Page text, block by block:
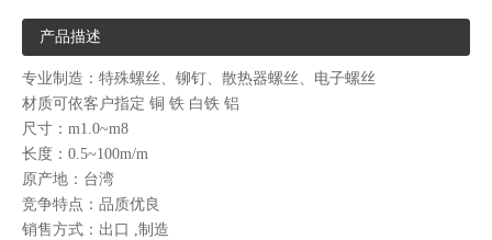
产品描述
专业制造：特殊螺丝、铆钉、散热器螺丝、电子螺丝
材质可依客户指定 铜 铁 白铁 铝
尺寸：m1.0~m8
长度：0.5~100m/m
原产地：台湾
竞争特点：品质优良
销售方式：出口 ,制造